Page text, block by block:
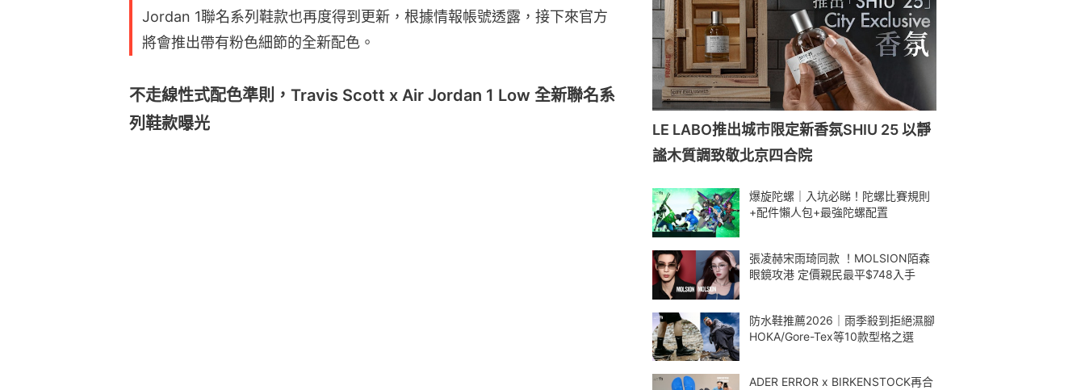
Jordan 1聯名系列鞋款也再度得到更新，根據情報帳號透露，接下來官方
將會推出帶有粉色細節的全新配色。
不走線性式配色準則，Travis Scott x Air Jordan 1 Low 全新聯名系
列鞋款曝光
LE LABO推出城市限定新香氛SHIU 25 以靜
謐木質調致敬北京四合院
爆旋陀螺｜入坑必睇！陀螺比賽規則
+配件懶人包+最強陀螺配置
張凌赫宋雨琦同款 ！MOLSION陌森
眼鏡攻港 定價親民最平$748入手
防水鞋推薦2026｜雨季殺到拒絕濕腳
HOKA/Gore-Tex等10款型格之選
ADER ERROR x BIRKENSTOCK再合